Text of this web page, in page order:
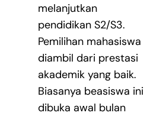
melanjutkan
pendidikan S2/S3.
Pemilihan mahasiswa
diambil dari prestasi
akademik yang baik.
Biasanya beasiswa ini
dibuka awal bulan